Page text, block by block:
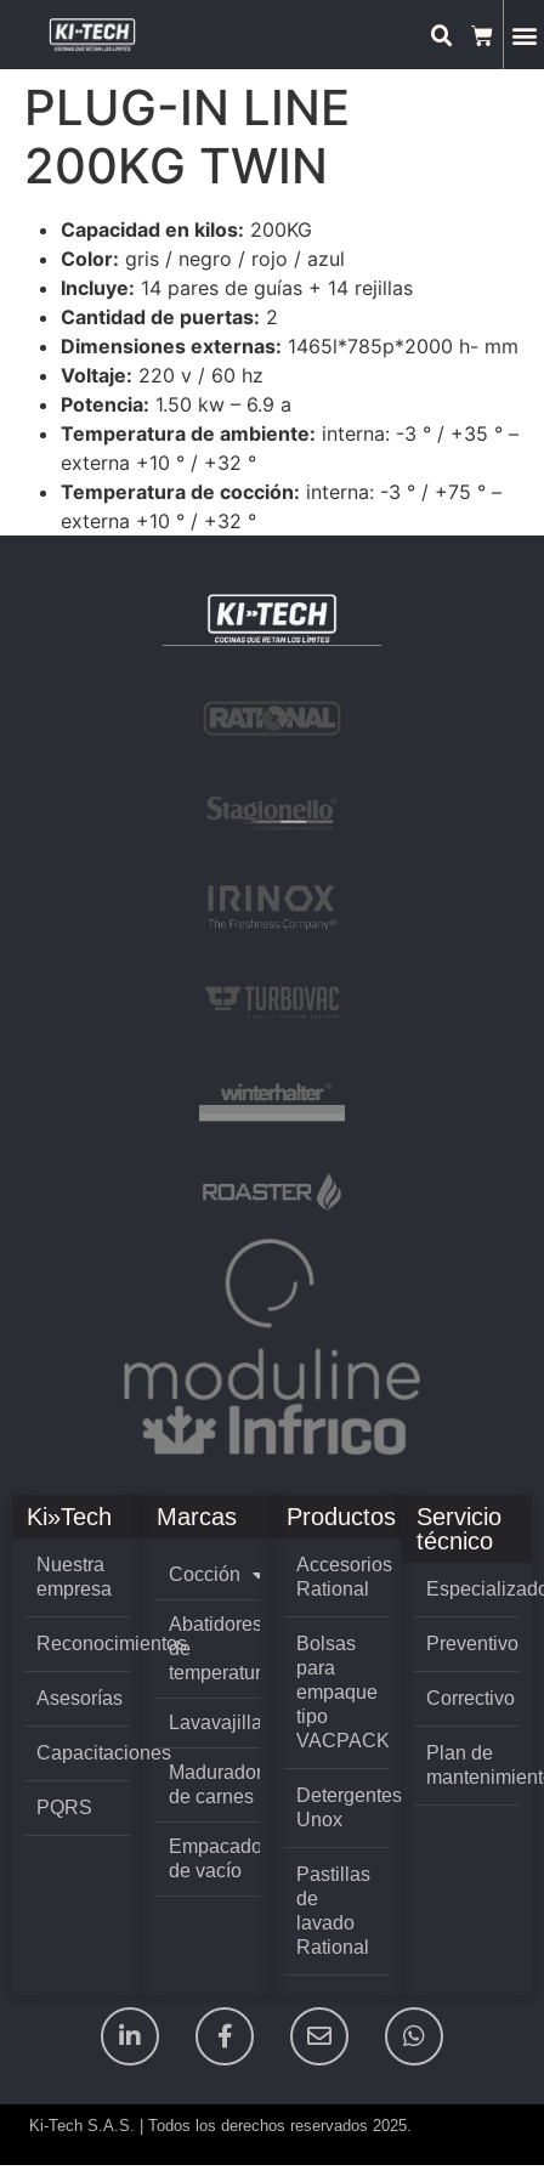
PLUG-IN LINE
200KG TWIN
Capacidad en kilos: 200KG
Color: gris / negro / rojo / azul
Incluye: 14 pares de guías + 14 rejillas
Cantidad de puertas: 2
Dimensiones externas: 1465l*785p*2000 h- mm
Voltaje: 220 v / 60 hz
Potencia: 1.50 kw – 6.9 a
Temperatura de ambiente: interna: -3 ° / +35 ° –
externa +10 ° / +32 °
Temperatura de cocción: interna: -3 ° / +75 ° –
externa +10 ° / +32 °
Ki»Tech
Nuestra
empresa
Reconocimientos
Asesorías
Capacitaciones
PQRS
Marcas
Cocción
Abatidores
de
temperatura
Lavavajillas
Madurador
de carnes
Empacadoras
de vacío
Productos
Accesorios
Rational
Bolsas
para
empaque
tipo
VACPACK
Detergentes
Unox
Pastillas
de
lavado
Rational
Servicio
técnico
Preventivo
Correctivo
Plan de
Ki-Tech S.A.S. | Todos los derechos reservados 2025.